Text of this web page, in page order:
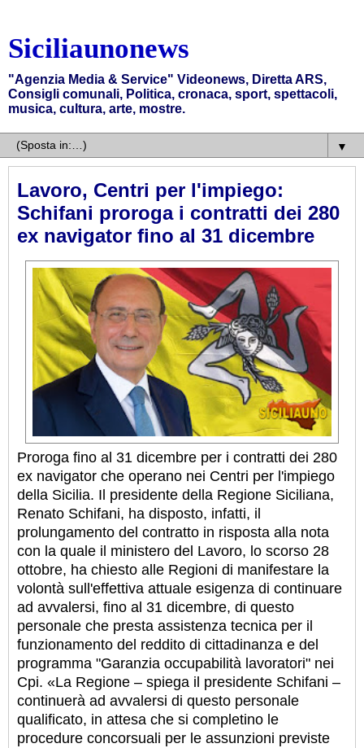
Siciliaunonews
"Agenzia Media & Service" Videonews, Diretta ARS,
Consigli comunali, Politica, cronaca, sport, spettacoli,
musica, cultura, arte, mostre.
▼
Lavoro, Centri per l'impiego:
Schifani proroga i contratti dei 280
ex navigator fino al 31 dicembre
Proroga fino al 31 dicembre per i contratti dei 280
ex navigator che operano nei Centri per l'impiego
della Sicilia. Il presidente della Regione Siciliana,
Renato Schifani, ha disposto, infatti, il
prolungamento del contratto in risposta alla nota
con la quale il ministero del Lavoro, lo scorso 28
ottobre, ha chiesto alle Regioni di manifestare la
volontà sull'effettiva attuale esigenza di continuare
ad avvalersi, fino al 31 dicembre, di questo
personale che presta assistenza tecnica per il
funzionamento del reddito di cittadinanza e del
programma "Garanzia occupabilità lavoratori" nei
Cpi. «La Regione – spiega il presidente Schifani –
continuerà ad avvalersi di questo personale
qualificato, in attesa che si completino le
procedure concorsuali per le assunzioni previste